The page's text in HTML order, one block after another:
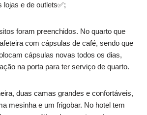
lojas e de outlets✅;
foram preenchidos. No quarto que
com cápsulas de café, sendo que
cápsulas novas todos os dias,
na porta para ter serviço de quarto.
duas camas grandes e confortáveis,
mesinha e um frigobar. No hotel tem